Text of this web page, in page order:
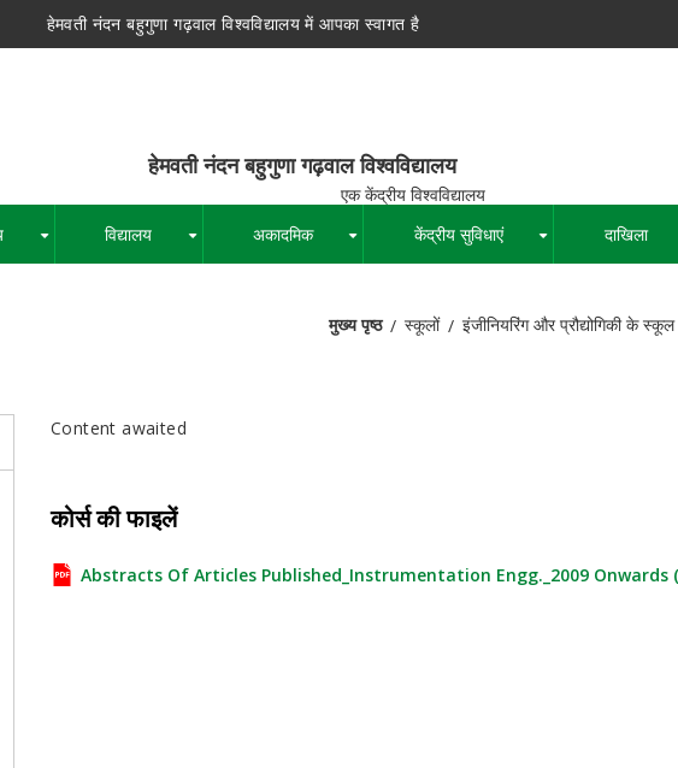
हेमवती नंदन बहुगुणा गढ़वाल विश्वविद्यालय में आपका स्वागत है
बहुगुणा गढ़वाल विश्वविद्यालय
विश्वविद्यालय
विद्यालय अकादमिक केंद्रीय सुविधाएं दाखिला
मुख्य पृष्ठ स्कूलों इंजीनियरिंग और प्रौद्योगिकी के स्कूल
Content awaited
कोर्स की फाइलें
Abstracts Of Articles Published_Instrumentation Engg._2009 Onwards